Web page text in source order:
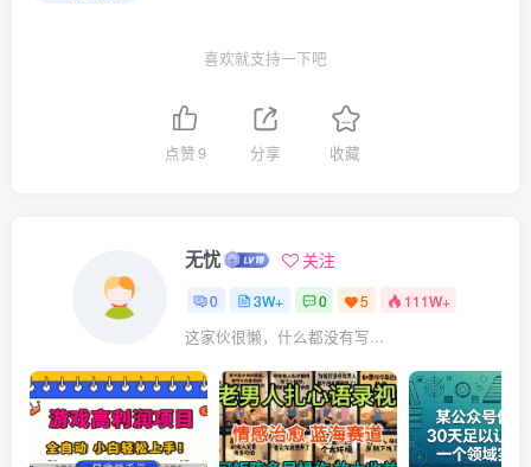
喜欢就支持一下吧
点赞9 分享 收藏
无忧 关注
0 3W+ 0 5 111W+
这家伙很懒，什么都没有写...